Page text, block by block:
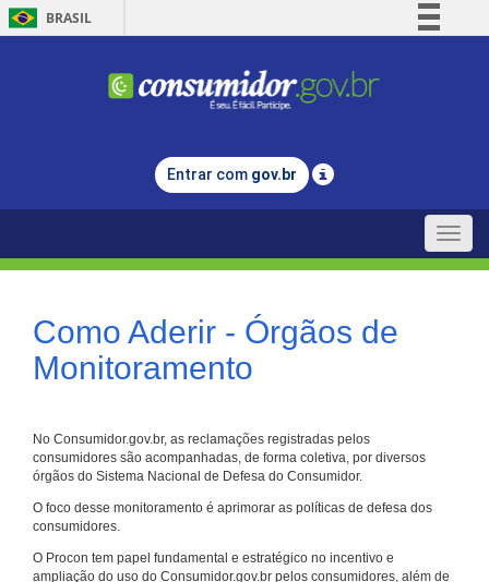
BRASIL
Comunica BR
Legislação
Entrar com gov.br
Toggle
Como Aderir - Órgãos de
Monitoramento
No Consumidor.gov.br, as reclamações registradas pelos
consumidores são acompanhadas, de forma coletiva, por diversos
órgãos do Sistema Nacional de Defesa do Consumidor.
O foco desse monitoramento é aprimorar as políticas de defesa dos
consumidores.
O Procon tem papel fundamental e estratégico no incentivo e
ampliação do uso do Consumidor.gov.br pelos consumidores, além de